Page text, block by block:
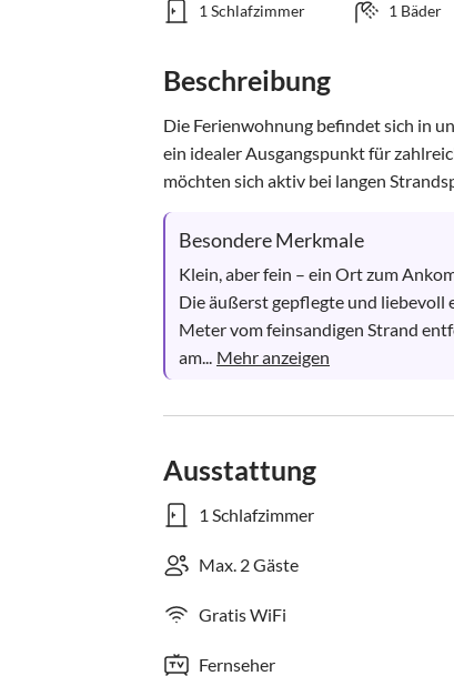
1 Schlafzimmer 1 Bäder
Beschreibung
Die Ferienwohnung befindet sich in
ein idealer Ausgangspunkt für
möchten sich aktiv bei langen
Besondere Merkmale
Klein, aber fein – ein Ort zum
Die äußerst gepflegte und liebevoll
Meter vom feinsandigen Strand
am... Mehr anzeigen
Ausstattung
1 Schlafzimmer
Max. 2 Gäste
Gratis WiFi
Fernseher